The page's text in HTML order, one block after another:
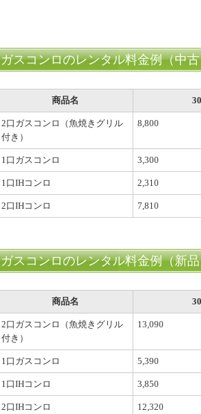
ガスコンロのレンタル料金例（中
商品名
2口ガスコンロ（魚焼きグリル
付き）
8,800
1口ガスコンロ 3,300
1口IHコンロ 2,310
2口IHコンロ 7,810
ガスコンロのレンタル料金例（新
商品名
2口ガスコンロ（魚焼きグリル
付き）
13,090
1口ガスコンロ 5,390
1口IHコンロ 3,850
2口IHコンロ 12,320